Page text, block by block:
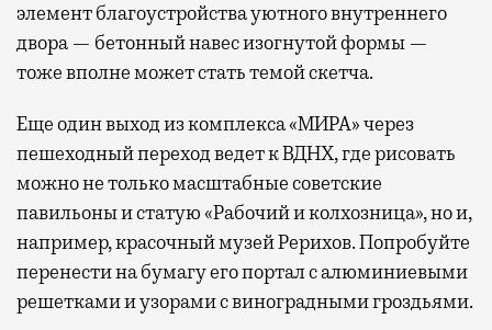
элемент благоустройства уютного внутреннего
двора — бетонный навес изогнутой формы —
тоже вполне может стать темой скетча.
Еще один выход из комплекса «МИРА» через
пешеходный переход ведет к ВДНХ, где рисовать
можно не только масштабные советские
павильоны и статую «Рабочий и колхозница», но и,
например, красочный музей Рерихов. Попробуйте
перенести на бумагу его портал с алюминиевыми
решетками и узорами с виноградными гроздьями.